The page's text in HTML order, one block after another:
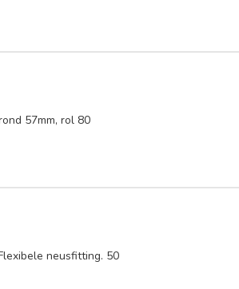
57mm, rol 80
neusfitting. 50